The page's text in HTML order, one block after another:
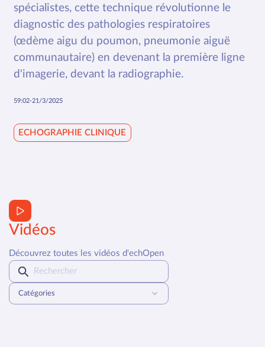
spécialistes, cette technique révolutionne le
diagnostic des pathologies respiratoires
(œdème aigu du poumon, pneumonie aiguë
communautaire) en devenant la première ligne
d'imagerie, devant la radiographie.
59:02-21/3/2025
ECHOGRAPHIE CLINIQUE
Vidéos
Découvrez toutes les vidéos d'echOpen
Catégories